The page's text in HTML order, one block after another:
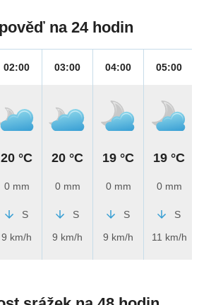
na 24 hodin
02:00
20 °C
0 mm
S
9 km/h
03:00
20 °C
0 mm
S
9 km/h
04:00
19 °C
0 mm
S
9 km/h
05:00
19 °C
0 mm
S
11 km/h